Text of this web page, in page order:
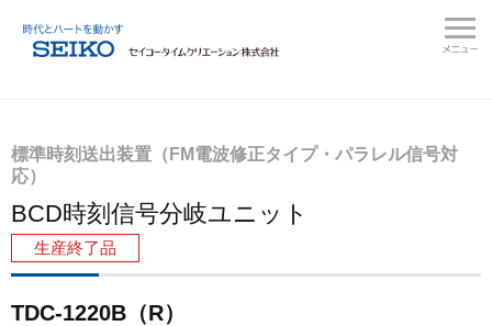
標準時刻送出装置（FM電波修正タイプ・パラレル信号対
応）
BCD時刻信号分岐ユニット
生産終了品
TDC-1220B（R）